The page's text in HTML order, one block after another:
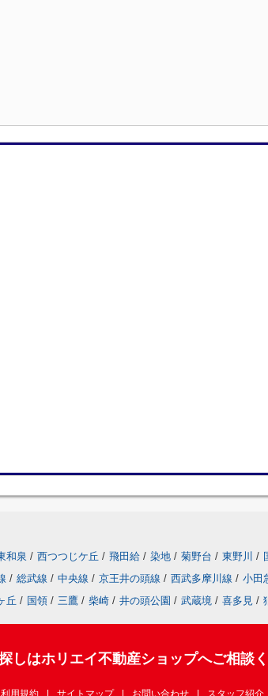
和泉 / 西つつじケ丘 / 飛田給 / 染地 / 菊野台 / 東野川 /
/ 総武線 / 中央線 / 京王井の頭線 / 西武多摩川線 / 小田
丘 / 国領 / 三鷹 / 柴崎 / 井の頭公園 / 武蔵境 / 喜多見 /
しはホリエイ不動産ショップへご相談
利用規約 サイトマップ お問い合わせ スタッフ紹介